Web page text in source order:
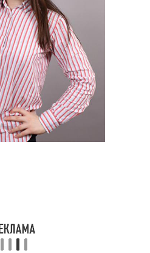
Дизайн в хрущевках